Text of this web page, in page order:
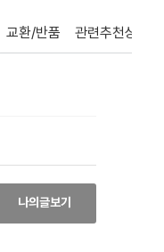
교환/반품 관련추천상품
나의글보기